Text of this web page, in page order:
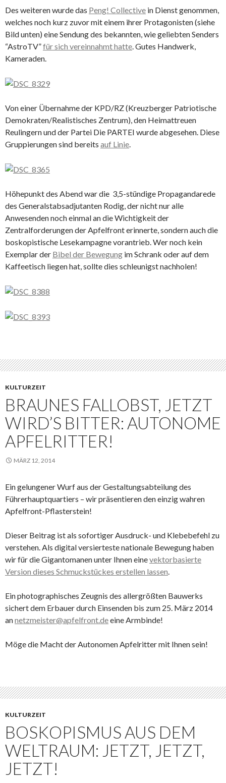
Des weiteren wurde das Peng! Collective in Dienst genommen,
welches noch kurz zuvor mit einem ihrer Protagonisten (siehe
Bild unten) eine Sendung des bekannten, wie geliebten Senders
“AstroTV”für sich vereinnahmt hatte. Gutes Handwerk,
Kameraden.
Von einer Übernahme der KPD/RZ (Kreuzberger Patriotische
Demokraten/Realistisches Zentrum), den Heimattreuen
Reulingern und der Partei Die PARTEI wurde abgesehen. Diese
Gruppierungen sind bereits auf Linie.
Höhepunkt des Abend war die 3,5-stündige Propagandarede
des Generalstabsadjutanten Rodig, der nicht nur alle
Anwesenden noch einmal an die Wichtigkeit der
Zentralforderungen der Apfelfront erinnerte, sondern auch die
boskopistische Lesekampagne vorantrieb. Wer noch kein
Exemplar der Bibel der Bewegung im Schrank oder auf dem
Kaffeetisch liegen hat, sollte dies schleunigst nachholen!
KULTURZEIT
BRAUNES FALLOBST, JETZT
WIRD’S BITTER: AUTONOME
APFELRITTER!
MÄRZ 12, 2014
Ein gelungener Wurf aus der Gestaltungsabteilung des
Führerhauptquartiers – wir präsentieren den einzig wahren
Apfelfront-Pflasterstein!
Dieser Beitrag ist als sofortiger Ausdruck- und Klebebefehl zu
verstehen. Als digital versierteste nationale Bewegung haben
wir für die Gigantomanen unter Ihnen einevektorbasierte
Version dieses Schmuckstückes erstellen lassen.
Ein photographisches Zeugnis des allergrößten Bauwerks
sichert dem Erbauer durch Einsenden bis zum 25. März 2014
annetzmeister@apfelfront.deeine Armbinde!
Möge die Macht der Autonomen Apfelritter mit Ihnen sein!
KULTURZEIT
BOSKOPISMUS AUS DEM
WELTRAUM: JETZT, JETZT,
JETZT!